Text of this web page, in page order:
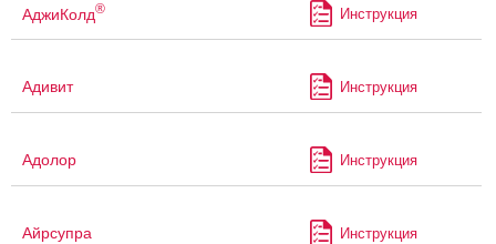
АджиКолд® Инструкция
Адивит Инструкция
Адолор Инструкция
Айрсупра Инструкция